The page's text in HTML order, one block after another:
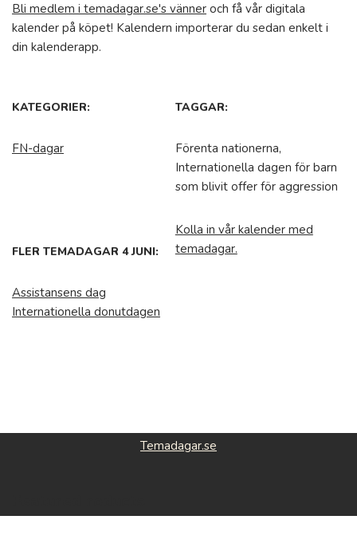
Bli medlem i temadagar.se's vänner och få vår digitala
kalender på köpet! Kalendern importerar du sedan enkelt i
din kalenderapp.
KATEGORIER:
FN-dagar
TAGGAR:
Förenta nationerna,
Internationella dagen för barn
som blivit offer för aggression
FLER TEMADAGAR 4 JUNI:
Assistansens dag
Internationella donutdagen
Kolla in vår kalender med
temadagar.
Temadagar.se